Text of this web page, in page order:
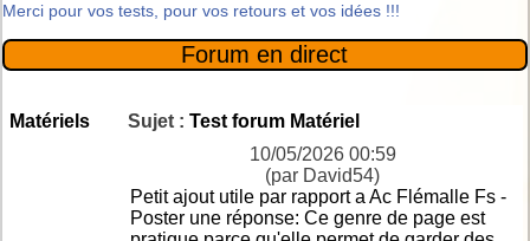
Merci pour vos tests, pour vos retours et vos idées !!!
Forum en direct
Matériels Sujet :Test forum Matériel
10/05/2026 00:59
(par David54)
Petit ajout utile par rapport a Ac Flémalle Fs -
Poster une réponse: Ce genre de page est